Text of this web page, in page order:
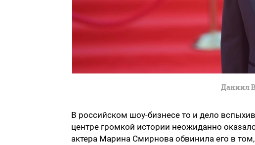
Даниил
В российском шоу-бизнесе то и дело
центре громкой истории неожиданно
актера Марина Смирнова обвинила его в